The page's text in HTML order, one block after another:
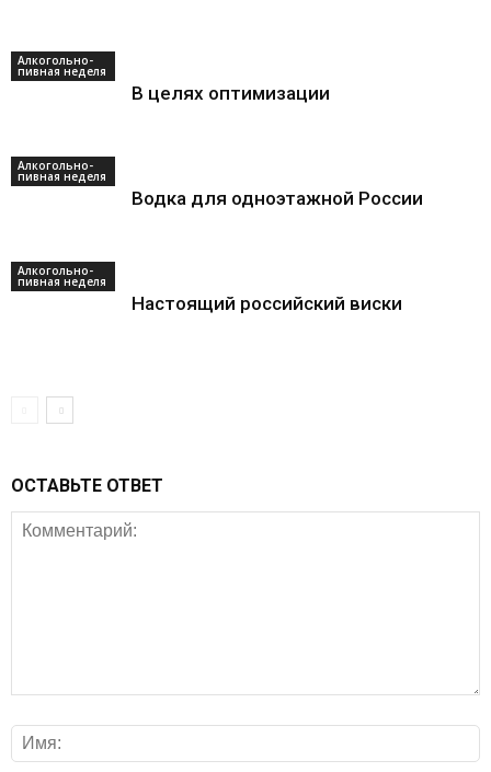
Алкогольно-
пивная неделя
В целях оптимизации
Алкогольно-
пивная неделя
Водка для одноэтажной России
Алкогольно-
пивная неделя
Настоящий российский виски
ОСТАВЬТЕ ОТВЕТ